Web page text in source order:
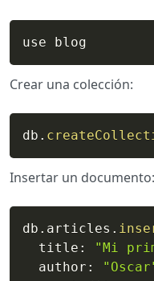
use blog
Crear una colección:
db .
Insertar un documento:
db . articles .
  title
: "Mi
  author
: